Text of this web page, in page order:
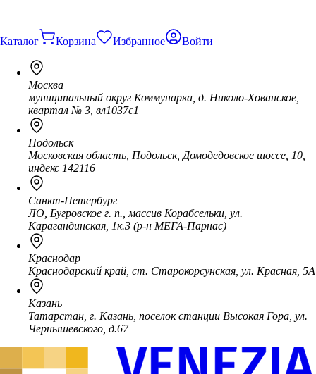
Каталог Корзина Избранное Войти
Москва
муниципальный округ Коммунарка, д. Николо-Хованское,
квартал № 3, вл1037с1
Подольск
Московская область, Подольск, Домодедовское шоссе, 10,
индекс 142116
Санкт-Петербург
ЛО, Бугровское г. п., массив Корабсельки, ул.
Карагандинская, 1к.3 (р-н МЕГА-Парнас)
Краснодар
Краснодарский край, ст. Старокорсунская, ул. Красная, 5А
Казань
Татарстан, г. Казань, поселок станции Высокая Гора, ул.
Чернышевского, д.67